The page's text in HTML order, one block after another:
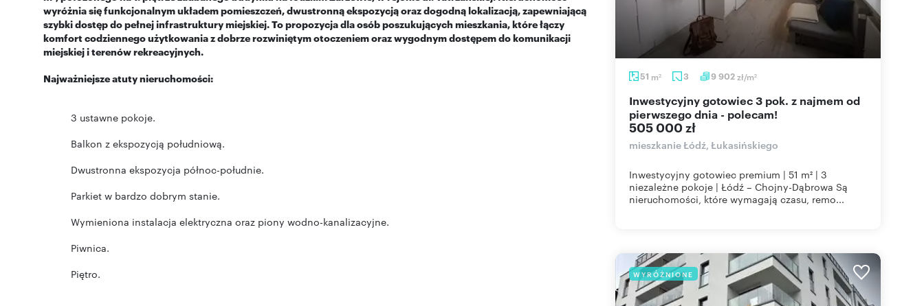
wyróżnia się funkcjonalnym układem pomieszczeń, dwustronną ekspozycją oraz dogodną lokalizacją, zapewniającą
szybki dostęp do pełnej infrastruktury miejskiej. To propozycja dla osób poszukujących mieszkania, które łączy
komfort codziennego użytkowania z dobrze rozwiniętym otoczeniem oraz wygodnym dostępem do komunikacji
miejskiej i terenów rekreacyjnych.
Najważniejsze atuty nieruchomości:
3 ustawne pokoje.
Balkon z ekspozycją południową.
Dwustronna ekspozycja północ-południe.
Parkiet w bardzo dobrym stanie.
Wymieniona instalacja elektryczna oraz piony wodno-kanalizacyjne.
Piwnica.
Piętro.
51 m2 3 9 902zł/m2
Inwestycyjny gotowiec 3 pok. z najmem od
pierwszego dnia - polecam!
505 000 zł
mieszkanie Łódź, Łukasińskiego
Inwestycyjny gotowiec premium | 51 m² | 3
niezależne pokoje | Łódź – Chojny-Dąbrowa Są
nieruchomości, które wymagają czasu, remo...
WYRÓŻNIONE